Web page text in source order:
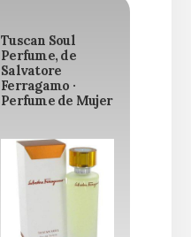
Tuscan Soul
Perfume, de
Salvatore
Ferragamo ·
Perfume de Mujer